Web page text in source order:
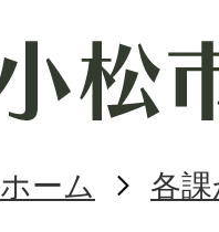
ホーム
各